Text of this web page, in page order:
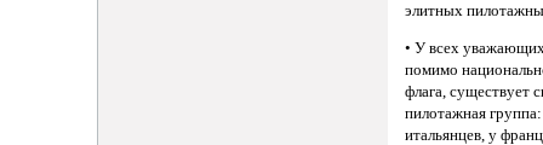
элитных
• У всех
помимо
флага, существует
пилотажная
итальянцев, у